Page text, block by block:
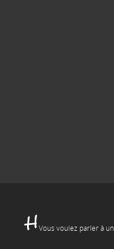
Vous voulez parler à